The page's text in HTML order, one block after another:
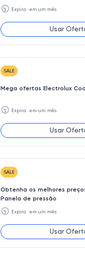
🕥 Expira: em um mês
Usar
SALE
Mega ofertas Electrolux
🕥 Expira: em um mês
Usar
SALE
Obtenha os melhores
Panela de pressão
🕥 Expira: em um mês
Usar